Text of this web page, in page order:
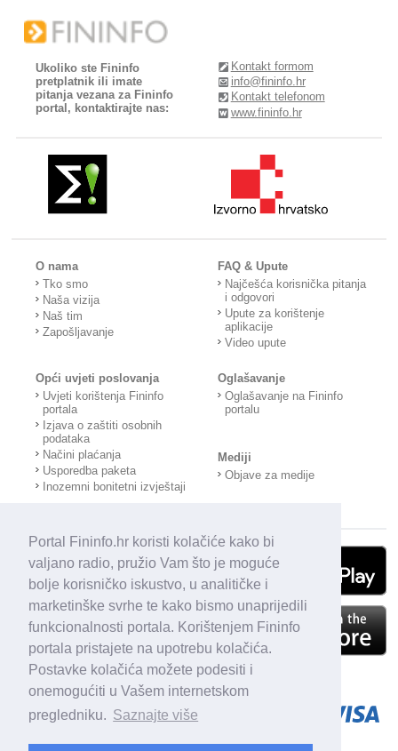
Portal Fininfo.hr koristi kolačiće kako bi
valjano radio, pružio Vam što je moguće
bolje korisničko iskustvo, u analitičke i
marketinške svrhe te kako bismo unaprijedili
funkcionalnosti portala. Korištenjem Fininfo
portala pristajete na upotrebu kolačića.
Postavke kolačića možete podesiti i
onemogućiti u Vašem internetskom
pregledniku. Saznajte više
Ukoliko ste Fininfo
pretplatnik ili imate
pitanja vezana za Fininfo
portal, kontaktirajte nas:
Kontakt formom
info@fininfo.hr
Kontakt telefonom
www.fininfo.hr
O nama
Tko smo
Naša vizija
Naš tim
Zapošljavanje
FAQ & Upute
Najčešća korisnička pitanja
i odgovori
Upute za korištenje
aplikacije
Video upute
Opći uvjeti poslovanja
Uvjeti korištenja Fininfo
portala
Izjava o zaštiti osobnih
podataka
Načini plaćanja
Usporedba paketa
Inozemni bonitetni izvještaji
Oglašavanje
Oglašavanje na Fininfo
portalu
Mediji
Objave za medije